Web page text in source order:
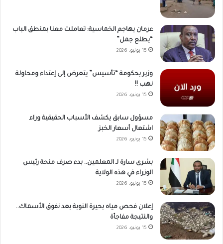
عرمان يهاجم الخماسية: تعاملت معنا بمنطق الباب
“يطلع جمل”
15 يونيو، 2026
وزير بحكومة “تأسيس” يتعرض إلى إعتداء ومحاولة
نهب !!
15 يونيو، 2026
مسؤول سابق يكشف الأسباب الحقيقية وراء
اشتعال أسعار الخبز
15 يونيو، 2026
بشرى سارة لـ المعلمين.. بدء صرف منحة رئيس
الوزراء في هذه الولاية
15 يونيو، 2026
إعلان فحص مياه بحيرة النوبة بعد نفوق الأسماك..
والنتيجة مفاجأة
15 يونيو، 2026